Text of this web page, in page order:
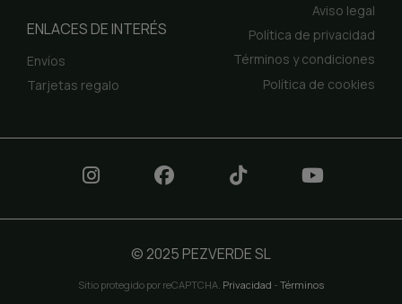
ENLACES DE INTERÉS
Envíos
Tarjetas regalo
Aviso legal
Política de privacidad
Términos y condiciones
Política de cookies
© 2025 PEZVERDE SL
Sitio protegido por reCAPTCHA. Privacidad - Términos